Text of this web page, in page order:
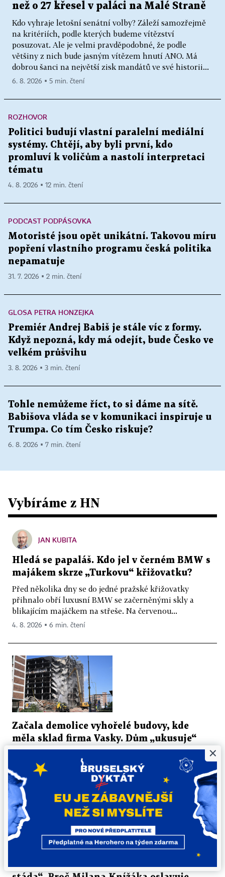
než o 27 křesel v paláci na Malé Straně
Kdo vyhraje letošní senátní volby? Záleží samozřejmě
na kritériích, podle kterých budeme vítězství
posuzovat. Ale je velmi pravděpodobné, že podle
většiny z nich bude jasným vítězem hnutí ANO. Má
dobrou šanci na největší zisk mandátů ve své historii...
6. 8. 2026 ▪ 5 min. čtení
ROZHOVOR
Politici budují vlastní paralelní mediální
systémy. Chtějí, aby byli první, kdo
promluví k voličům a nastolí interpretaci
tématu
4. 8. 2026 ▪ 12 min. čtení
PODCAST PODPÁSOVKA
Motoristé jsou opět unikátní. Takovou míru
popření vlastního programu česká politika
nepamatuje
31. 7. 2026 ▪ 2 min. čtení
GLOSA PETRA HONZEJKA
Premiér Andrej Babiš je stále víc z formy.
Když nepozná, kdy má odejít, bude Česko ve
velkém průšvihu
3. 8. 2026 ▪ 3 min. čtení
Tohle nemůžeme říct, to si dáme na sítě.
Babišova vláda se v komunikaci inspiruje u
Trumpa. Co tím Česko riskuje?
6. 8. 2026 ▪ 7 min. čtení
Vybíráme z HN
JAN KUBITA
Hledá se papaláš. Kdo jel v černém BMW s
majákem skrze „Turkovu“ křižovatku?
Před několika dny se do jedné pražské křižovatky
přihnalo obří luxusní BMW se začerněnými skly a
blikajícím majáčkem na střeše. Na červenou...
4. 8. 2026 ▪ 6 min. čtení
Začala demolice vyhořelé budovy, kde
měla sklad firma Vasky. Dům „ukusuje“
stotunový bagr
Demoliční firma v pátek dopoledne začala bourat
výškovou budovu v někdejším továrním areálu ve Zlíně,
která v červenci vyhořela. Zničený objekt...
7. 8. 2026 ▪ 3 min. čtení
PETR HONZEJK
×